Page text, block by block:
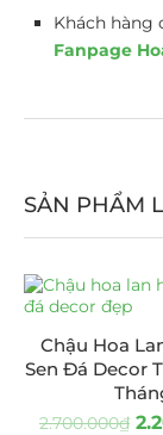
Khách hàng
Fanpage
SẢN PHẨM
Chậu Hoa
Sen Đá Decor
2.700.000₫